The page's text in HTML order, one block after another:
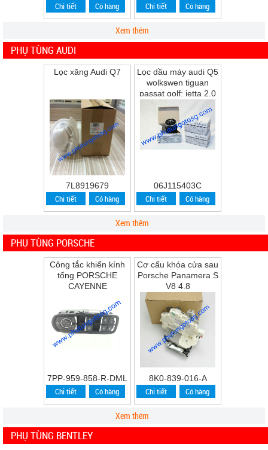
Chi tiết Có hàng Chi tiết Có hàng
Xem thêm
PHỤ TÙNG AUDI
Lọc xăng Audi Q7
7L8919679
Chi tiết Có hàng
Lọc dầu máy audi Q5
wolkswen tiguan
passat golf; jetta 2.0
06J115403C
Chi tiết Có hàng
Xem thêm
PHỤ TÙNG PORSCHE
Công tắc khiển kính
tổng PORSCHE
CAYENNE
7PP-959-858-R-DML
Chi tiết Có hàng
Cơ cấu khóa cửa sau
Porsche Panamera S
V8 4.8
8K0-839-016-A
Chi tiết Có hàng
Xem thêm
PHỤ TÙNG BENTLEY